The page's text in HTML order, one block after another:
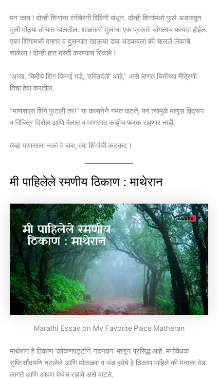
मग काय ! दोन्ही शिंगांना रंगीबेरंगी रिबिनी बांधून, दोन्ही शिंगांमध्ये फुले अडकवून
मुली मोठ्या तोऱ्यात चालतील. शाळकरी मुलांचा एक प्रकारे चांगलाच फायदा होईल.
एका शिंगामध्ये दफ्तर व दुसऱ्यात खाऊचा डबा अडकवला की चालले लेकाचे
शाळेला ! दोन्ही हात मस्ती करण्यास रिकामे !
‘अय्या, चिमीचे शिंग किनई गडे, ‘हस्तिदंती’ आहे,” असे म्हणत चिमीच्या मैत्रिणी
तिचा हेवा करतील.
“माणसाला शिंगे फुटली तर!” या कल्पनेने गंमत वाटते; पण त्यामुळे माणूस विद्रूप
व विचित्र दिसेल आणि बैलात व माणसात काहीच फरक राहणार नाही.
तेव्हा माणसाला नको रे बाबा, त्या शिंगांची कटकट !
मी पाहिलेले रमणीय ठिकाण : माथेरान
Marathi Essay on My Favorite Place Matheran
माथेरान हे ठिकाण ‘कोकणपट्टीने नंदनवन’ म्हणून प्रसिद्ध आहे. मनोवेधक
सृष्टिसौंदयनि नटलेले आणि मोकळ्या व थंड हवेचे हे ठिकाण पाहिले की मनाला वेड
लागते आणि आपण येथेच राहावे असे वाटते.